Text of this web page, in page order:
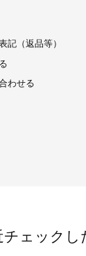
記（返品等）
わせる
チェックし